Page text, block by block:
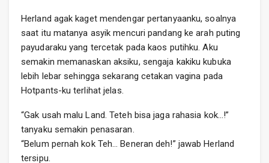
Herland agak kaget mendengar pertanyaanku, soalnya
saat itu matanya asyik mencuri pandang ke arah puting
payudaraku yang tercetak pada kaos putihku. Aku
semakin memanaskan aksiku, sengaja kakiku kubuka
lebih lebar sehingga sekarang cetakan vagina pada
Hotpants-ku terlihat jelas.
“Gak usah malu Land. Teteh bisa jaga rahasia kok…!”
tanyaku semakin penasaran.
“Belum pernah kok Teh… Beneran deh!” jawab Herland
tersipu.